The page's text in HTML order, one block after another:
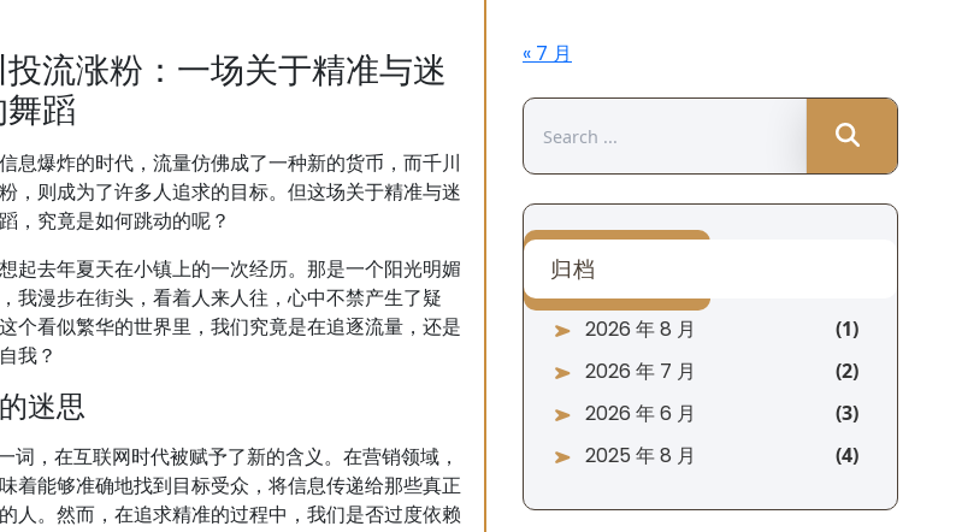
投流涨粉：一场关于精准与迷
舞蹈
息爆炸的时代，流量仿佛成了一种新的货币，而千川
，则成为了许多人追求的目标。但这场关于精准与迷
，究竟是如何跳动的呢？
起去年夏天在小镇上的一次经历。那是一个阳光明媚
我漫步在街头，看着人来人往，心中不禁产生了疑
个看似繁华的世界里，我们究竟是在追逐流量，还是
我？
迷思
词，在互联网时代被赋予了新的含义。在营销领域，
着能够准确地找到目标受众，将信息传递给那些真正
人。然而，在追求精准的过程中，我们是否过度依赖
« 7 月
for:
归档
2026 年 8 月
2026 年 7 月
2026 年 6 月
2025 年 8 月